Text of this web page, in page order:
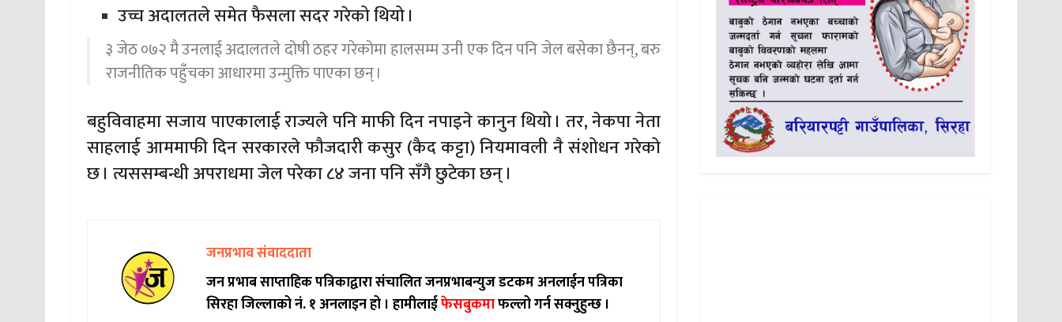
उच्च अदालतले समेत फैसला सदर गरेको थियो ।
३ जेठ ०७२ मै उनलाई अदालतले दोषी ठहर गरेकोमा हालसम्म उनी एक दिन पनि जेल बसेका छैनन्, बरु
राजनीतिक पहुँचका आधारमा उन्मुक्ति पाएका छन् ।
बहुविवाहमा सजाय पाएकालाई राज्यले पनि माफी दिन नपाइने कानुन थियो । तर, नेकपा नेता
साहलाई आममाफी दिन सरकारले फौजदारी कसुर (कैद कट्टा) नियमावली नै संशोधन गरेको
छ । त्यससम्बन्धी अपराधमा जेल परेका ८४ जना पनि सँगै छुटेका छन् ।
जनप्रभाव संवाददाता
जन प्रभाब साप्ताहिक पत्रिकाद्वारा संचालित जनप्रभाबन्युज डटकम अनलाईन पत्रिका
सिरहा जिल्लाको नं. १ अनलाइन हो ।हामीलाईफेसबुकमाफल्लो गर्न सक्नुहुन्छ ।